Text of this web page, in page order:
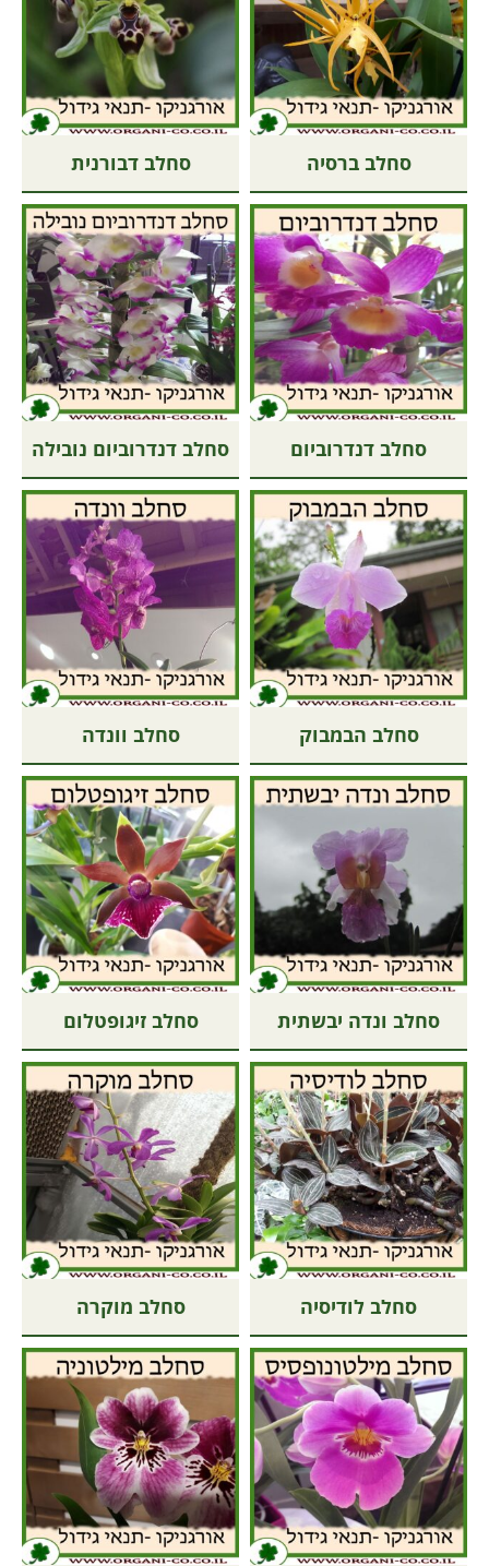
סחלב ברסיה סחלב דבורנית
סחלב דנדרוביום סחלב דנדרוביום נובילה
סחלב הבמבוק סחלב וונדה
סחלב ונדה יבשתית סחלב זיגופטלום
סחלב לודיסיה סחלב מוקרה